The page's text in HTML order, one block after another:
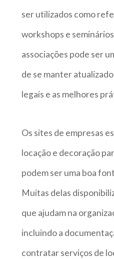
ser utilizados como
workshops e
associações pode ser
de se manter
legais e as melhores
Os sites de empresas
locação e decoração
podem ser uma boa
Muitas delas
que ajudam na
incluindo a
contratar serviços de